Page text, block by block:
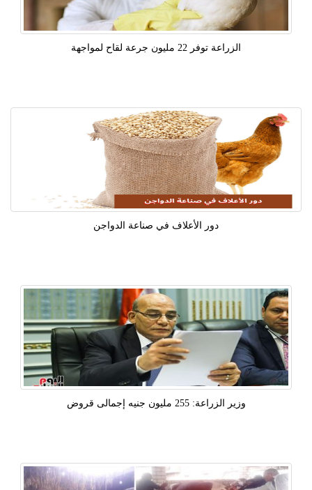
الزراعة توفر 22 مليون جرعة لقاح لمواجهة
دور الأعلاف في صناعة الدواجن
وزير الزراعة: 255 مليون جنيه إجمالى قروض